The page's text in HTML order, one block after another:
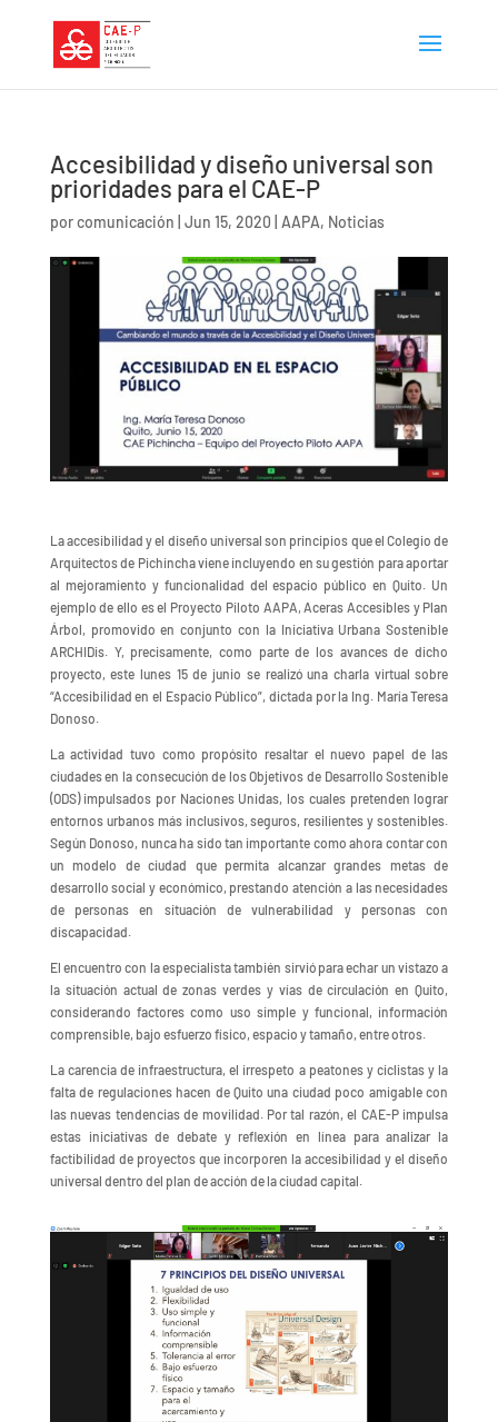
Accesibilidad y diseño universal son
prioridades para el CAE-P
porcomunicación Jun 15, 2020 AAPA, Noticias
La accesibilidad y el diseño universal son principios que el Colegio de
Arquitectos de Pichincha viene incluyendo en su gestión para aportar
al mejoramiento y funcionalidad del espacio público en Quito. Un
ejemplo de ello es el Proyecto Piloto AAPA, Aceras Accesibles y Plan
Árbol, promovido en conjunto con la Iniciativa Urbana Sostenible
ARCHIDis. Y, precisamente, como parte de los avances de dicho
proyecto, este lunes 15 de junio se realizó una charla virtual sobre
“Accesibilidad en el Espacio Público”, dictada por la Ing. María Teresa
Donoso.
La actividad tuvo como propósito resaltar el nuevo papel de las
ciudades en la consecución de los Objetivos de Desarrollo Sostenible
(ODS) impulsados por Naciones Unidas, los cuales pretenden lograr
entornos urbanos más inclusivos, seguros, resilientes y sostenibles.
Según Donoso, nunca ha sido tan importante como ahora contar con
un modelo de ciudad que permita alcanzar grandes metas de
desarrollo social y económico, prestando atención a las necesidades
de personas en situación de vulnerabilidad y personas con
discapacidad.
El encuentro con la especialista también sirvió para echar un vistazo a
la situación actual de zonas verdes y vías de circulación en Quito,
considerando factores como uso simple y funcional, información
comprensible, bajo esfuerzo físico, espacio y tamaño, entre otros.
La carencia de infraestructura, el irrespeto a peatones y ciclistas y la
falta de regulaciones hacen de Quito una ciudad poco amigable con
las nuevas tendencias de movilidad. Por tal razón, el CAE-P impulsa
estas iniciativas de debate y reflexión en línea para analizar la
factibilidad de proyectos que incorporen la accesibilidad y el diseño
universal dentro del plan de acción de la ciudad capital.